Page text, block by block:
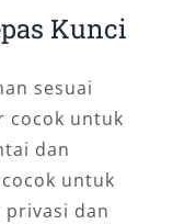
Kunci
sesuai
cocok untuk
dan
untuk
privasi dan